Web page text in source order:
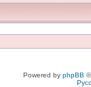
Powered by phpBB